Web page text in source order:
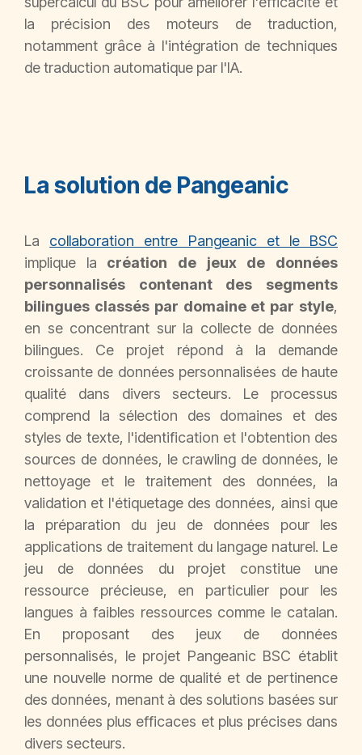
la précision des moteurs de traduction,
notamment grâce à l'intégration de techniques
de traduction automatique par l'IA.
La solution de Pangeanic
La collaboration entre Pangeanic et le BSC
implique la création de jeux de données
personnalisés contenant des segments
bilingues classés par domaine et par style,
en se concentrant sur la collecte de données
bilingues. Ce projet répond à la demande
croissante de données personnalisées de haute
qualité dans divers secteurs. Le processus
comprend la sélection des domaines et des
styles de texte, l'identification et l'obtention des
sources de données, le crawling de données, le
nettoyage et le traitement des données, la
validation et l'étiquetage des données, ainsi que
la préparation du jeu de données pour les
applications de traitement du langage naturel. Le
jeu de données du projet constitue une
ressource précieuse, en particulier pour les
langues à faibles ressources comme le catalan.
En proposant des jeux de données
personnalisés, le projet Pangeanic BSC établit
une nouvelle norme de qualité et de pertinence
des données, menant à des solutions basées sur
les données plus efficaces et plus précises dans
divers secteurs.